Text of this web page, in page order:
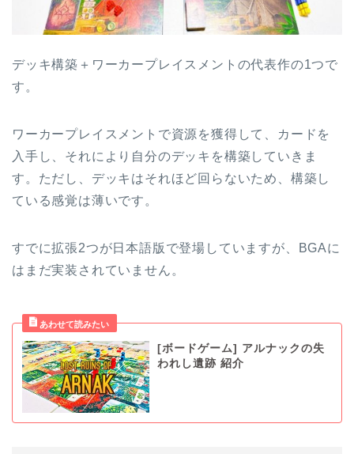
デッキ構築＋ワーカープレイスメントの代表作の1つで
す。
ワーカープレイスメントで資源を獲得して、カードを
入手し、それにより自分のデッキを構築していきま
す。ただし、デッキはそれほど回らないため、構築し
ている感覚は薄いです。
すでに拡張2つが日本語版で登場していますが、BGAに
はまだ実装されていません。
[ボードゲーム] アルナックの失
われし遺跡 紹介